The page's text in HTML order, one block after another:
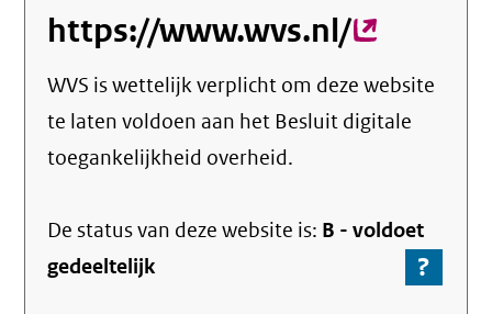
https://www.wvs.nl/(externe
link)
WVS is wettelijk verplicht om deze website
te laten voldoen aan het Besluit digitale
toegankelijkheid overheid.
De status van dezewebsite is: B -voldoet
gedeeltelijk
?
Ga